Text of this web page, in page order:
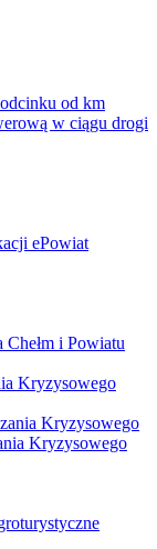
od km
w ciągu drogi
ePowiat
i Powiatu
Kryzysowego
Kryzysowego
Kryzysowego